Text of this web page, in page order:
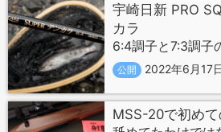
宇崎日新 PRO
カラ
6:4調子と7:3調子
公開 2022年6月17
MSS-20で初め